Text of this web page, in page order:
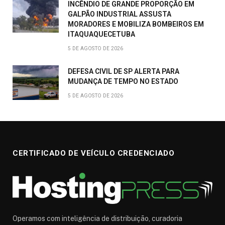
INCÊNDIO DE GRANDE PROPORÇÃO EM
GALPÃO INDUSTRIAL ASSUSTA
MORADORES E MOBILIZA BOMBEIROS EM
ITAQUAQUECETUBA
5 DE AGOSTO DE 2026
DEFESA CIVIL DE SP ALERTA PARA
MUDANÇA DE TEMPO NO ESTADO
5 DE AGOSTO DE 2026
CERTIFICADO DE VEÍCULO CREDENCIADO
Operamos com inteligência de distribuição, curadoria